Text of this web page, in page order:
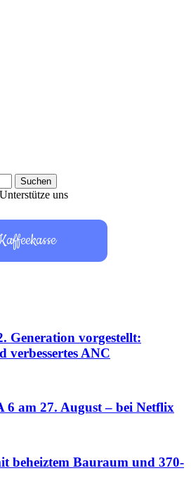
Unterstütze uns
Generation vorgestellt:
verbessertes ANC
am 27. August – bei Netflix
beheiztem Bauraum und 370-